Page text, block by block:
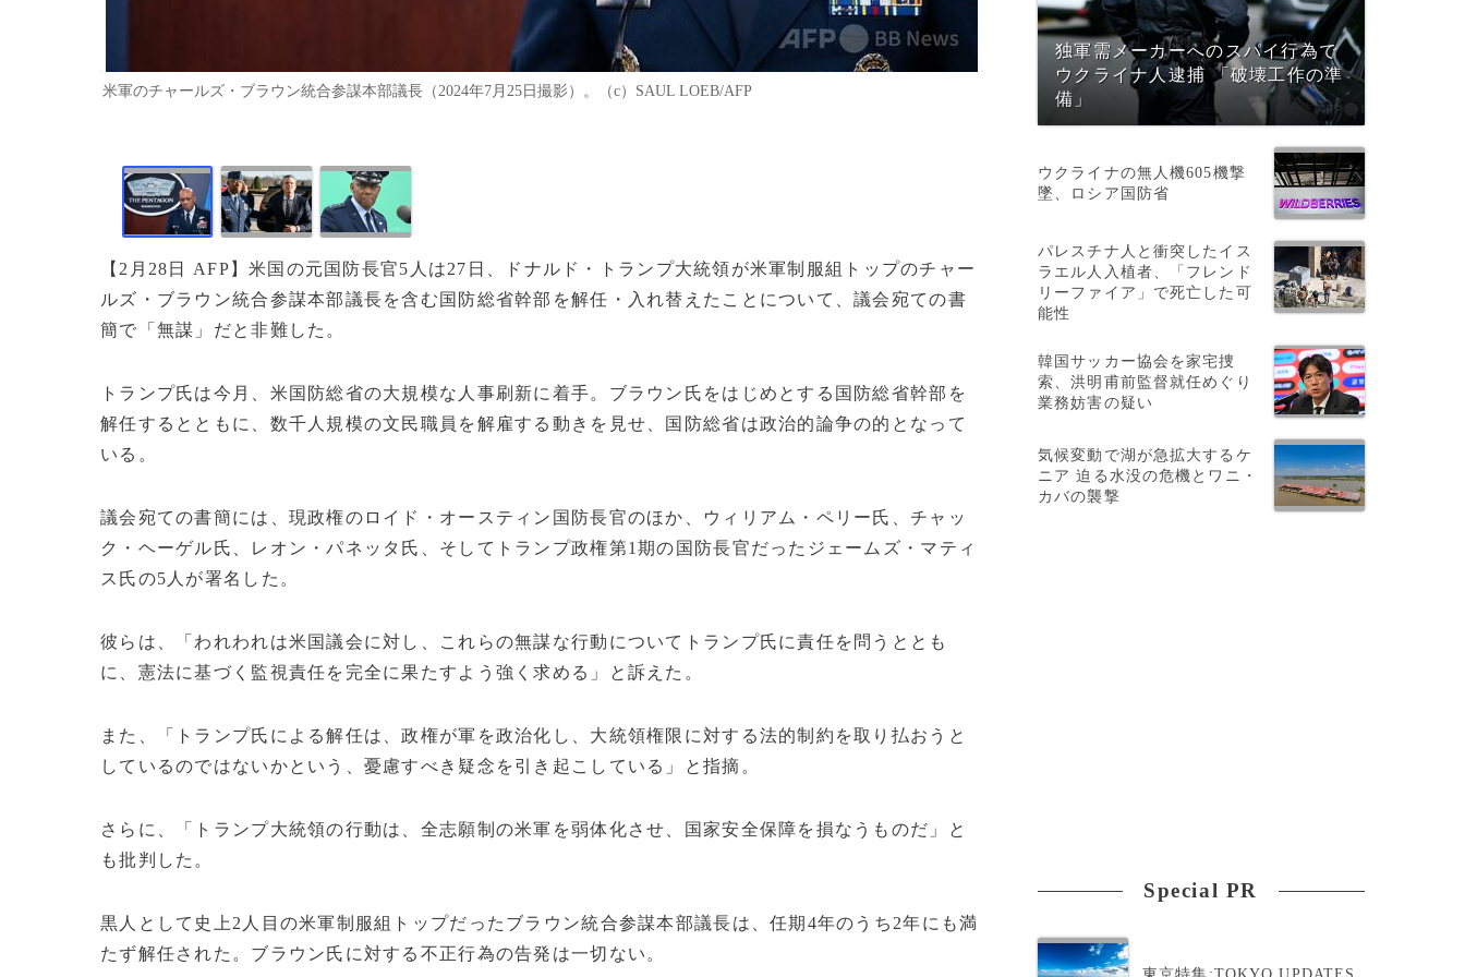
米軍のチャールズ・ブラウン統合参謀本部議長（2024年7月25日撮影）。（c）SAUL LOEB/AFP
【2月28日 AFP】米国の元国防長官5人は27日、ドナルド・トランプ大統領が米軍制服組トップのチャー
ルズ・ブラウン統合参謀本部議長を含む国防総省幹部を解任・入れ替えたことについて、議会宛ての書
簡で「無謀」だと非難した。
トランプ氏は今月、米国防総省の大規模な人事刷新に着手。ブラウン氏をはじめとする国防総省幹部を
解任するとともに、数千人規模の文民職員を解雇する動きを見せ、国防総省は政治的論争の的となって
いる。
議会宛ての書簡には、現政権のロイド・オースティン国防長官のほか、ウィリアム・ペリー氏、チャッ
ク・ヘーゲル氏、レオン・パネッタ氏、そしてトランプ政権第1期の国防長官だったジェームズ・マティ
ス氏の5人が署名した。
彼らは、「われわれは米国議会に対し、これらの無謀な行動についてトランプ氏に責任を問うととも
に、憲法に基づく監視責任を完全に果たすよう強く求める」と訴えた。
また、「トランプ氏による解任は、政権が軍を政治化し、大統領権限に対する法的制約を取り払おうと
しているのではないかという、憂慮すべき疑念を引き起こしている」と指摘。
さらに、「トランプ大統領の行動は、全志願制の米軍を弱体化させ、国家安全保障を損なうものだ」と
も批判した。
黒人として史上2人目の米軍制服組トップだったブラウン統合参謀本部議長は、任期4年のうち2年にも満
たず解任された。ブラウン氏に対する不正行為の告発は一切ない。
独軍需メーカーへのスパイ行為で
ウクライナ人逮捕 「破壊工作の準
備」
ウクライナの無人機605機撃
墜、ロシア国防省
パレスチナ人と衝突したイス
ラエル人入植者、「フレンド
リーファイア」で死亡した可
能性
韓国サッカー協会を家宅捜
索、洪明甫前監督就任めぐり
業務妨害の疑い
気候変動で湖が急拡大するケ
ニア 迫る水没の危機とワニ・
カバの襲撃
Special PR
東京特集:TOKYO UPDATES